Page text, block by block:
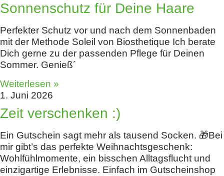
Sonnenschutz für Deine Haare
Perfekter Schutz vor und nach dem Sonnenbaden
mit der Methode Soleil von Biosthetique Ich berate
Dich gerne zu der passenden Pflege für Deinen
Sommer. Genieß´
Weiterlesen »
1. Juni 2026
Zeit verschenken :)
Ein Gutschein sagt mehr als tausend Socken. 🎁Bei
mir gibt’s das perfekte Weihnachtsgeschenk:
Wohlfühlmomente, ein bisschen Alltagsflucht und
einzigartige Erlebnisse. Einfach im Gutscheinshop